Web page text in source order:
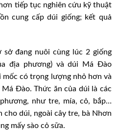
tiếp tục nghiên cứu kỹ thuật
cung cấp dúi giống; kết quả
đang nuôi cùng lúc 2 giống
địa phương) và dúi Má Đào
mốc có trọng lượng nhỏ hơn và
Đào. Thức ăn của dúi là các
như tre, mía, cỏ, bắp…
dúi, ngoài cây tre, bà Nhơn
mấy sào cỏ sữa.